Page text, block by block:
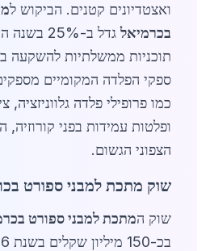
ואצטדיונים קטנים. הביקוש ל
בכרמיאל
גדל ב-
תוכניות ממשלתיות להשקעה
ספקי הפלדה המקומיים
כמו פרופילי פלדה גלווניזציה,
ופלטות עמידות בפני
הצפוני הגשום.
שוק מתכת למבני ספורט
שוק המתכת למבני ספורט